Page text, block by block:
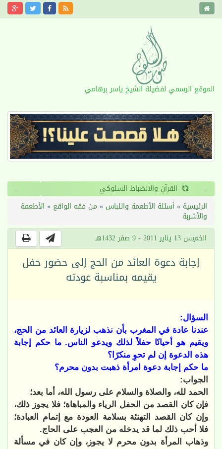
الموقع الرسمي لفضيلة الشيخ ياسر برهامي
القرآن والانضباط السلوكي ‹
›
الرئيسية »أسئلة الأطعمة واللباس » من فقه الواقع » الأطعمة
والأشربة
الخميس 13 يناير 2011 - 9 صفر 1432هـ
إجابة دعوة العائد من الحج إلى حضور حفل
يقيمه بمناسبة عودته
السؤال:
عندنا عادة في المغرب بأن نذهب لزيارة العائد من الحج،
ويقيم هو أحيانًا حفلاً لذلك ويدعو الناس. ما حكم إجابة
هذه الدعوة إن لم تحوِ منكرًا؟
ما حكم إجابة دعوة امرأة ذهبت بدون محرم؟
الجواب:
الحمد لله، والصلاة والسلام على رسول الله، أما بعد؛
فإن كان القصد من الحفل الرياء والمباهاة؛ فلا يجوز ذلك،
وإن كان القصد التهنئة بسلامة العودة مع إتمام العبادة؛
فلا أحب ذلك لما قد يدخله من العجب على الحاج.
وذهاب المرأة بدون محرم لا يجوز، وإن كان في مسألة